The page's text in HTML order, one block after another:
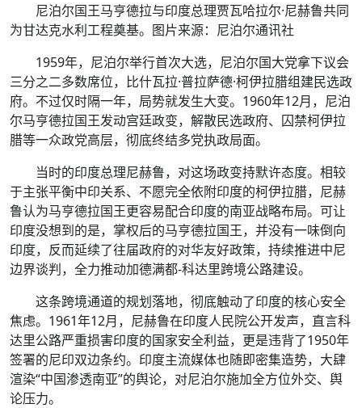
尼泊尔国王马亨德拉与印度总理贾瓦哈拉尔·尼赫鲁共同
为甘达克水利工程奠基。图片来源：尼泊尔通讯社
1959年，尼泊尔举行首次大选，尼泊尔国大党拿下议会
三分之二多数席位，比什瓦拉·普拉萨德·柯伊拉腊组建民选政
府。不过仅时隔一年，局势就发生大变。1960年12月，尼泊
尔马亨德拉国王发动宫廷政变，解散民选政府、囚禁柯伊拉
腊等一众政党高层，彻底终结多党执政局面。
当时的印度总理尼赫鲁，对这场政变持默许态度。相较
于主张平衡中印关系、不愿完全依附印度的柯伊拉腊，尼赫
鲁认为马亨德拉国王更容易配合印度的南亚战略布局。可让
印度没想到的是，掌权后的马亨德拉国王，并没有一味倒向
印度，反而延续了往届政府的对华友好政策，持续推进中尼
边界谈判，全力推动加德满都-科达里跨境公路建设。
这条跨境通道的规划落地，彻底触动了印度的核心安全
焦虑。1961年12月，尼赫鲁在印度人民院公开发声，直言科
达里公路严重损害印度的国家安全利益，更是违背了1950年
签署的尼印双边条约。印度主流媒体也随即密集造势，大肆
渲染“中国渗透南亚”的舆论，对尼泊尔施加全方位外交、舆
论压力。